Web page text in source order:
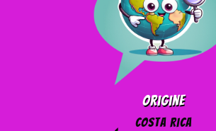
Origine
Costa Rica